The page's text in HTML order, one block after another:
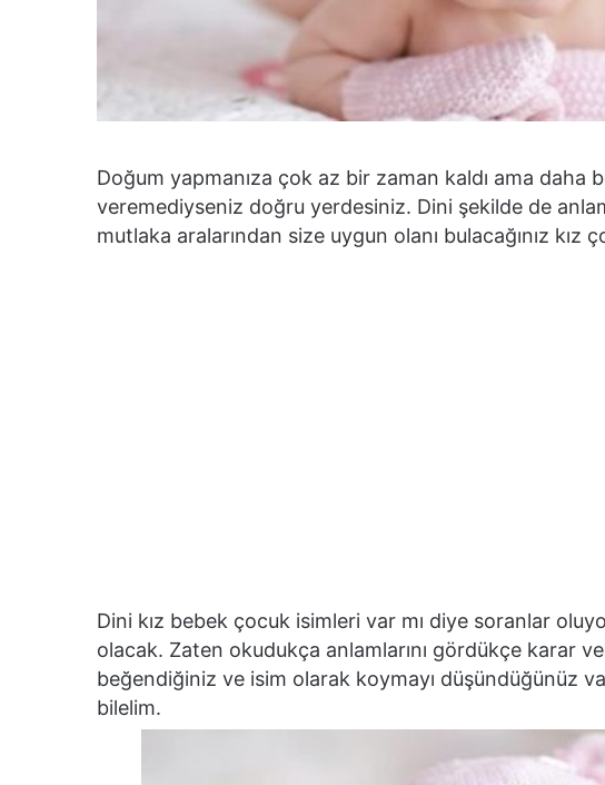
Doğum yapmanıza çok az bir zaman kaldı ama daha
veremediyseniz doğru yerdesiniz. Dini şekilde de
mutlaka aralarından size uygun olanı bulacağınız kız
Dini kız bebek çocuk isimleri var mı diye soranlar
olacak. Zaten okudukça anlamlarını gördükçe karar
beğendiğiniz ve isim olarak koymayı düşündüğünüz
bilelim.